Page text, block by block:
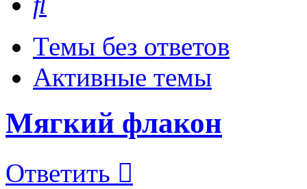
Темы без ответов
Активные темы
Мягкий флакон
Ответить